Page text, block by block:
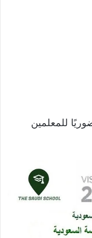
للمعلمين